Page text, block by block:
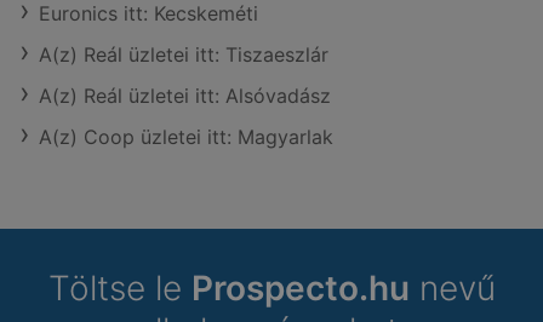
Euronics itt: Kecskeméti
A(z) Reál üzletei itt: Tiszaeszlár
A(z) Reál üzletei itt: Alsóvadász
A(z) Coop üzletei itt: Magyarlak
Töltse le Prospecto.hu nevű